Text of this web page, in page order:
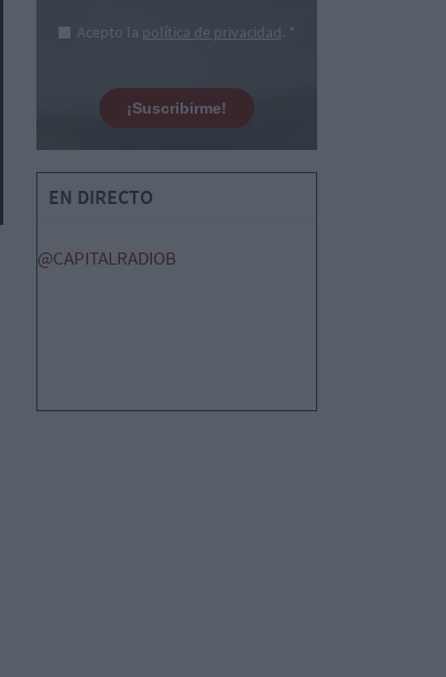
Acepto la política de privacidad. *
¡Suscribirme!
EN DIRECTO
@CAPITALRADIOB